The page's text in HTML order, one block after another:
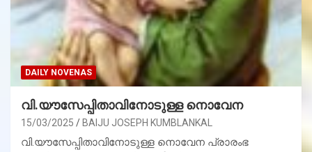
DAILY NOVENAS
വി.യൗസേപ്പിതാവിനോടുള്ള നൊവേന
15/03/2025 BAIJU JOSEPH KUMBLANKAL
വി.യൗസേപ്പിതാവിനോടുള്ള നൊവേന പ്രാരംഭ